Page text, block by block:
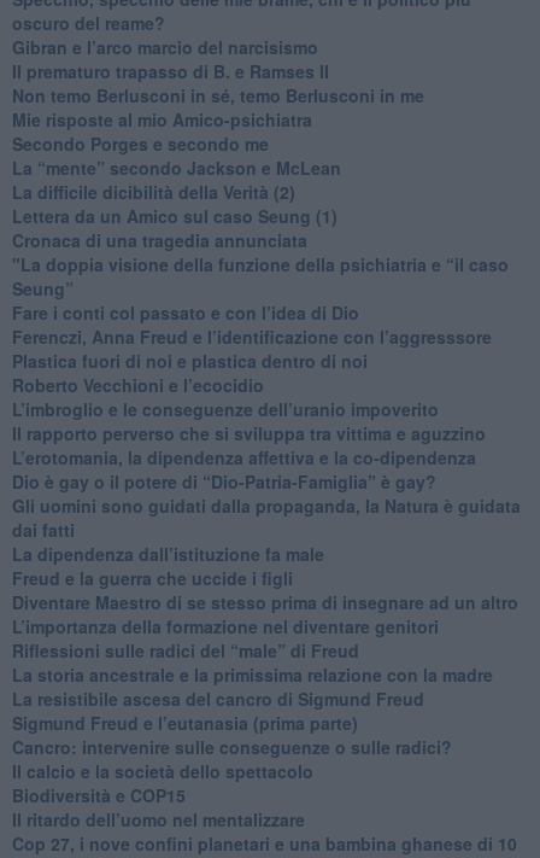
oscuro del reame?
​Gibran e l’arco marcio del narcisismo
​Il prematuro trapasso di B. e Ramses II
​Non temo Berlusconi in sé, temo Berlusconi in me
​Mie risposte al mio Amico-psichiatra
​Secondo Porges e secondo me
​La “mente” secondo Jackson e McLean
La difficile dicibilità della Verità (2)
​Lettera da un Amico sul caso Seung (1)
​Cronaca di una tragedia annunciata
"​La doppia visione della funzione della psichiatria e “il caso
Seung”
​Fare i conti col passato e con l’idea di Dio
​Ferenczi, Anna Freud e l’identificazione con l’aggresssore
Plastica fuori di noi e plastica dentro di noi
​Roberto Vecchioni e l’ecocidio
​L’imbroglio e le conseguenze dell’uranio impoverito
​Il rapporto perverso che si sviluppa tra vittima e aguzzino
L’erotomania, la dipendenza affettiva e la co-dipendenza
​Dio è gay o il potere di “Dio-Patria-Famiglia” è gay?
​Gli uomini sono guidati dalla propaganda, la Natura è guidata
dai fatti
La dipendenza dall’istituzione fa male
​Freud e la guerra che uccide i figli
​Diventare Maestro di se stesso prima di insegnare ad un altro
L’importanza della formazione nel diventare genitori
Riflessioni sulle radici del “male” di Freud
​La storia ancestrale e la primissima relazione con la madre
​La resistibile ascesa del cancro di Sigmund Freud
Sigmund Freud e l’eutanasia (prima parte)
Cancro: intervenire sulle conseguenze o sulle radici?
​Il calcio e la società dello spettacolo
Biodiversità e COP15
​Il ritardo dell’uomo nel mentalizzare
​Cop 27, i nove confini planetari e una bambina ghanese di 10